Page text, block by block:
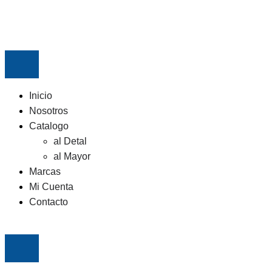
Inicio
Nosotros
Catalogo
al Detal
al Mayor
Marcas
Mi Cuenta
Contacto